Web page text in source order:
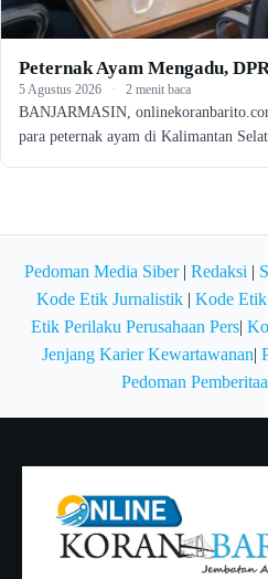
Peternak Ayam Mengadu,
5 Agustus 2026 · 2 menit baca
BANJARMASIN,
para peternak ayam di Kalimantan
Pedoman Media Siber| Redaksi|
Kode Etik Jurnalistik| Kode Etik
Etik Perilaku Perusahaan Pers
Jenjang Karier Kewartawanan|
Pedoman